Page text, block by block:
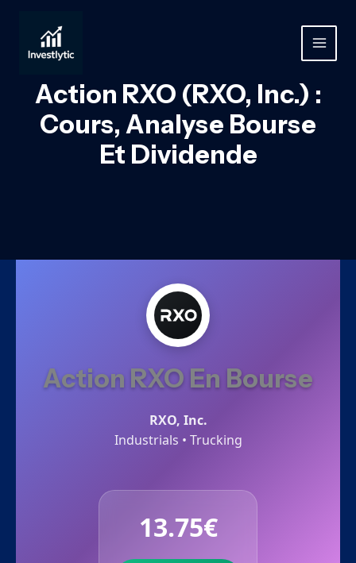
contenu
MAIN
Action RXO (RXO, Inc.) :
Cours, Analyse Bourse
Et Dividende
Action RXO En Bourse
RXO, Inc.
Industrials • Trucking
13.75€